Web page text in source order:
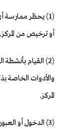
(1) يحظر ممارسة
أو ترخيص من المركز.
(2) القيام
والأدوات الخاصة
المركز.
(3) الدخول أو